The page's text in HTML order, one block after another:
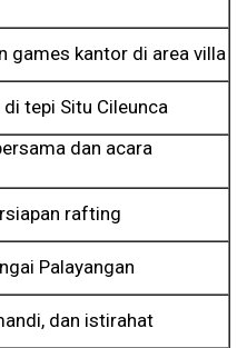
games kantor di area villa
tepi Situ Cileunca
dan acara
rafting
Palayangan
dan istirahat